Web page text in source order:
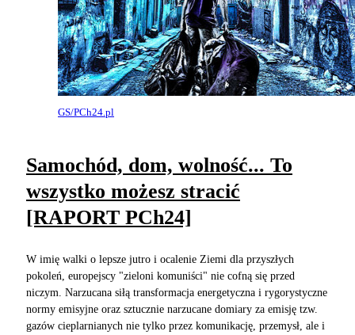
GS/PCh24.pl
Samochód, dom, wolność... To
wszystko możesz stracić
[RAPORT PCh24]
W imię walki o lepsze jutro i ocalenie Ziemi dla przyszłych
pokoleń, europejscy "zieloni komuniści" nie cofną się przed
niczym. Narzucana siłą transformacja energetyczna i rygorystyczne
normy emisyjne oraz sztucznie narzucane domiary za emisję tzw.
gazów cieplarnianych nie tylko przez komunikację, przemysł, ale i